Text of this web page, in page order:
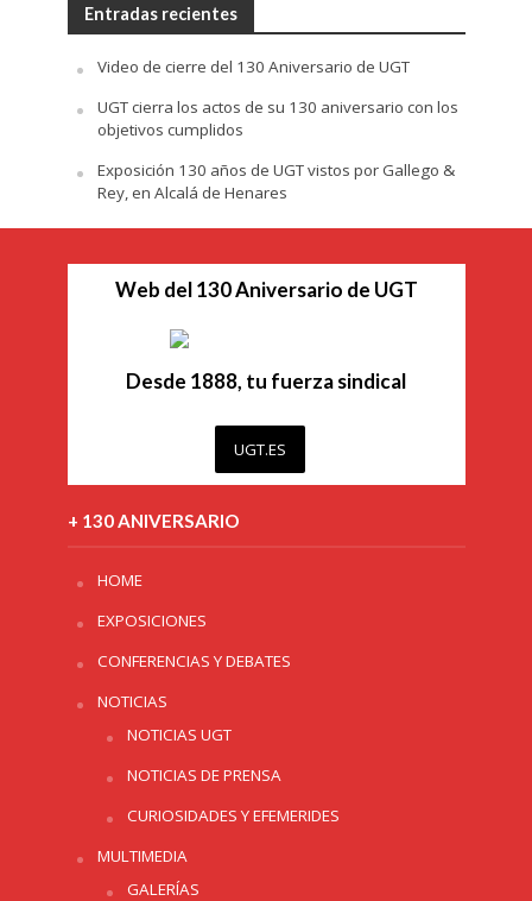
Entradas recientes
Video de cierre del 130 Aniversario de UGT
UGT cierra los actos de su 130 aniversario con los
objetivos cumplidos
Exposición 130 años de UGT vistos por Gallego &
Rey, en Alcalá de Henares
Web del 130 Aniversario de UGT
Desde 1888, tu fuerza sindical
UGT.ES
+ 130 ANIVERSARIO
HOME
EXPOSICIONES
CONFERENCIAS Y DEBATES
NOTICIAS
NOTICIAS UGT
NOTICIAS DE PRENSA
CURIOSIDADES Y EFEMERIDES
MULTIMEDIA
GALERÍAS